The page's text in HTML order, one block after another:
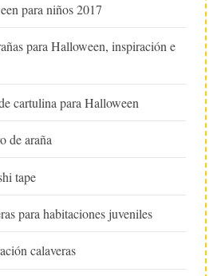
para niños 2017
para Halloween, inspiración e
cartulina para Halloween
de araña
tape
para habitaciones juveniles
calaveras